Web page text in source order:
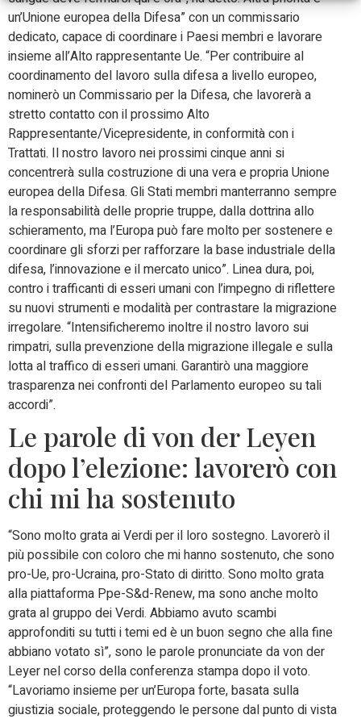
un’Unione europea della Difesa” con un commissario
dedicato, capace di coordinare i Paesi membri e lavorare
insieme all’Alto rappresentante Ue. “Per contribuire al
coordinamento del lavoro sulla difesa a livello europeo,
nominerò un Commissario per la Difesa, che lavorerà a
stretto contatto con il prossimo Alto
Rappresentante/Vicepresidente, in conformità con i
Trattati. Il nostro lavoro nei prossimi cinque anni si
concentrerà sulla costruzione di una vera e propria Unione
europea della Difesa. Gli Stati membri manterranno sempre
la responsabilità delle proprie truppe, dalla dottrina allo
schieramento, ma l’Europa può fare molto per sostenere e
coordinare gli sforzi per rafforzare la base industriale della
difesa, l’innovazione e il mercato unico”. Linea dura, poi,
contro i trafficanti di esseri umani con l’impegno di riflettere
su nuovi strumenti e modalità per contrastare la migrazione
irregolare. “Intensificheremo inoltre il nostro lavoro sui
rimpatri, sulla prevenzione della migrazione illegale e sulla
lotta al traffico di esseri umani. Garantirò una maggiore
trasparenza nei confronti del Parlamento europeo su tali
accordi”.
Le parole di von der Leyen
dopo l’elezione: lavorerò con
chi mi ha sostenuto
“Sono molto grata ai Verdi per il loro sostegno. Lavorerò il
più possibile con coloro che mi hanno sostenuto, che sono
pro-Ue, pro-Ucraina, pro-Stato di diritto. Sono molto grata
alla piattaforma Ppe-S&d-Renew, ma sono anche molto
grata al gruppo dei Verdi. Abbiamo avuto scambi
approfonditi su tutti i temi ed è un buon segno che alla fine
abbiano votato sì”, sono le parole pronunciate da von der
Leyer nel corso della conferenza stampa dopo il voto.
“Lavoriamo insieme per un’Europa forte, basata sulla
giustizia sociale, proteggendo le persone dal punto di vista